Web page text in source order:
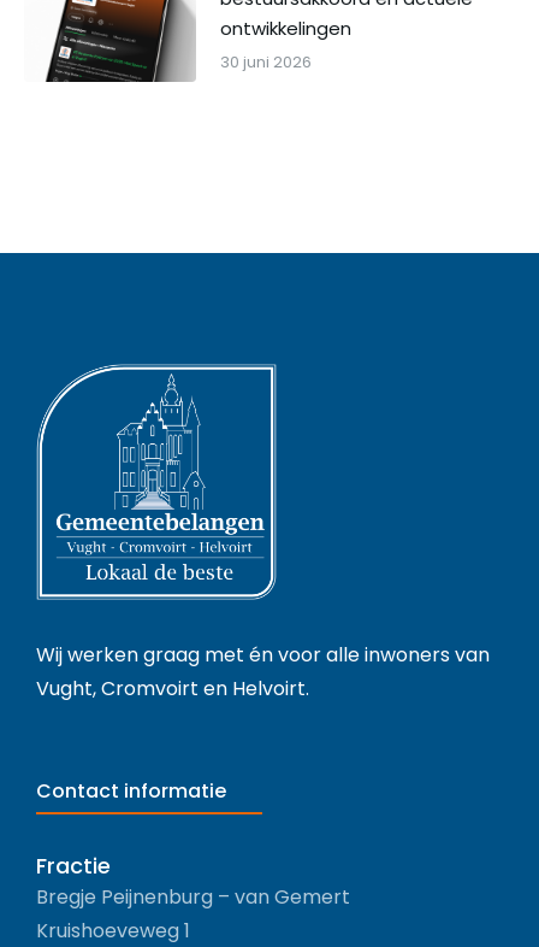
ontwikkelingen
30 juni 2026
Wij werken graag met én voor alle inwoners van
Vught, Cromvoirt en Helvoirt.
Contact informatie
Fractie
Bregje Peijnenburg – van Gemert
Kruishoeveweg 1